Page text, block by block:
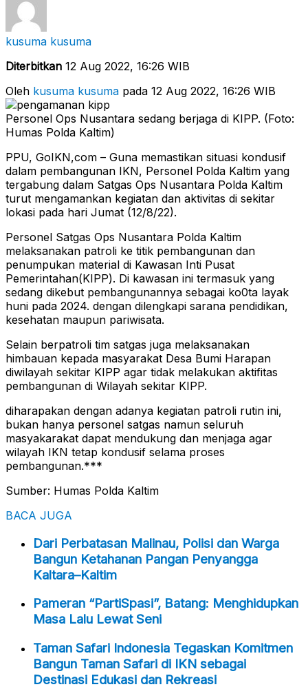
kusuma kusuma
Diterbitkan 12 Aug 2022, 16:26 WIB
Oleh kusuma kusuma pada 12 Aug 2022, 16:26 WIB
Personel Ops Nusantara sedang berjaga di KIPP. (Foto:
Humas Polda Kaltim)
PPU, GoIKN,com – Guna memastikan situasi kondusif
dalam pembangunan IKN, Personel Polda Kaltim yang
tergabung dalam Satgas Ops Nusantara Polda Kaltim
turut mengamankan kegiatan dan aktivitas di sekitar
lokasi pada hari Jumat (12/8/22).
Personel Satgas Ops Nusantara Polda Kaltim
melaksanakan patroli ke titik pembangunan dan
penumpukan material di Kawasan Inti Pusat
Pemerintahan(KIPP). Di kawasan ini termasuk yang
sedang dikebut pembangunannya sebagai ko0ta layak
huni pada 2024. dengan dilengkapi sarana pendidikan,
kesehatan maupun pariwisata.
Selain berpatroli tim satgas juga melaksanakan
himbauan kepada masyarakat Desa Bumi Harapan
diwilayah sekitar KIPP agar tidak melakukan aktifitas
pembangunan di Wilayah sekitar KIPP.
diharapakan dengan adanya kegiatan patroli rutin ini,
bukan hanya personel satgas namun seluruh
masyakarakat dapat mendukung dan menjaga agar
wilayah IKN tetap kondusif selama proses
pembangunan.***
Sumber: Humas Polda Kaltim
BACA JUGA
Dari Perbatasan Malinau, Polisi dan Warga
Bangun Ketahanan Pangan Penyangga
Kaltara–Kaltim
Pameran “PartiSpasi”, Batang: Menghidupkan
Masa Lalu Lewat Seni
Taman Safari Indonesia Tegaskan Komitmen
Bangun Taman Safari di IKN sebagai
Destinasi Edukasi dan Rekreasi